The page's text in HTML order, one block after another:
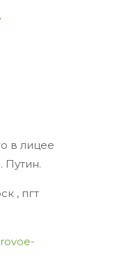
в лицее
Путин.
, пгт